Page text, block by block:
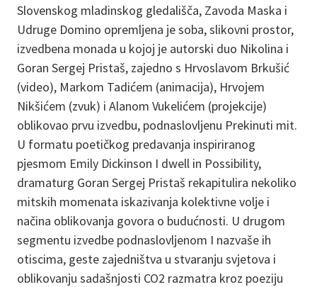
Slovenskog mladinskog gledališča, Zavoda Maska i
Udruge Domino opremljena je soba, slikovni prostor,
izvedbena monada u kojoj je autorski duo Nikolina i
Goran Sergej Pristaš, zajedno s Hrvoslavom Brkušić
(video), Markom Tadićem (animacija), Hrvojem
Nikšićem (zvuk) i Alanom Vukelićem (projekcije)
oblikovao prvu izvedbu, podnaslovljenu Prekinuti mit.
U formatu poetičkog predavanja inspiriranog
pjesmom Emily Dickinson I dwell in Possibility,
dramaturg Goran Sergej Pristaš rekapitulira nekoliko
mitskih momenata iskazivanja kolektivne volje i
načina oblikovanja govora o budućnosti. U drugom
segmentu izvedbe podnaslovljenom I nazvaše ih
otiscima, geste zajedništva u stvaranju svjetova i
oblikovanju sadašnjosti CO2 razmatra kroz poeziju